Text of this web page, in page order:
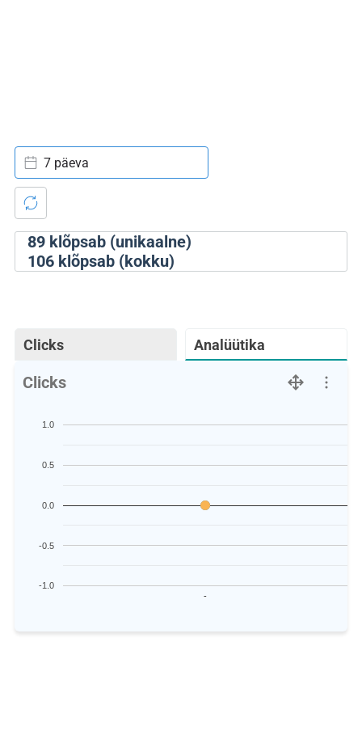
89klõpsab (unikaalne)
106klõpsab (kokku)
7 päeva
Clicks Analüütika
Clicks
-
-1.0
-0.5
0.0
0.5
1.0